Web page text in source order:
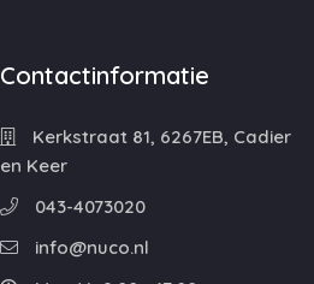
Contactinformatie
Kerkstraat 81, 6267EB, Cadier
en Keer
043-4073020
info@nuco.nl